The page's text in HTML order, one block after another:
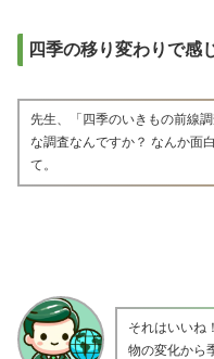
四季の移り変わりで感
先生、「四季のいきもの前線
な調査なんですか？ なんか面
て。
それはいいね
物の変化から